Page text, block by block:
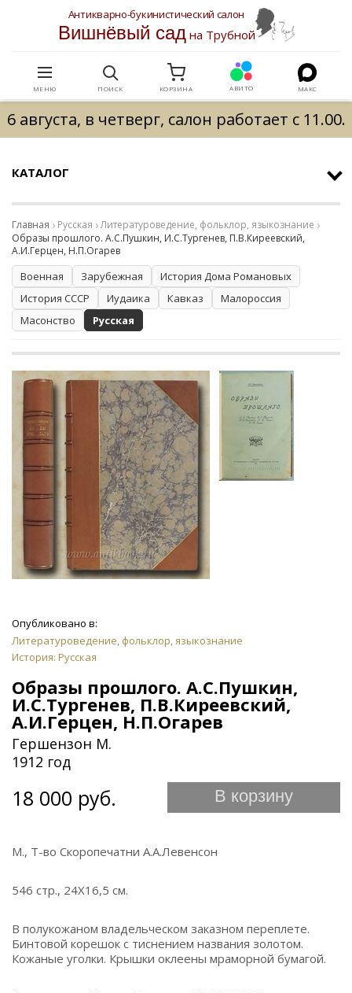
Антикварно-букинистический салон
Вишнёвый садна Трубной
МЕНЮ ПОИСК КОРЗИНА АВИТО МАКС
6 августа, в четверг, салон работает с 11.00.
КАТАЛОГ
Главная Русская
Литературоведение, фольклор, языкознание
Образы прошлого. А.С.Пушкин, И.С.Тургенев, П.В.Киреевский,
А.И.Герцен, Н.П.Огарев
Военная Зарубежная
История Дома Романовых
История СССР
Иудаика Кавказ
Малороссия
Масонство
Русская
Опубликовано в:
Литературоведение, фольклор, языкознание
История: Русская
Образы прошлого. А.С.Пушкин,
И.С.Тургенев, П.В.Киреевский,
А.И.Герцен, Н.П.Огарев
Гершензон М.
1912 год
18 000 руб. В корзину
М., Т-во Скоропечатни А.А.Левенсон
546 стр., 24Х16,5 см.
В полукожаном владельческом заказном переплете.
Бинтовой корешок с тиснением названия золотом.
Кожаные уголки. Крышки оклеены мраморной бумагой.